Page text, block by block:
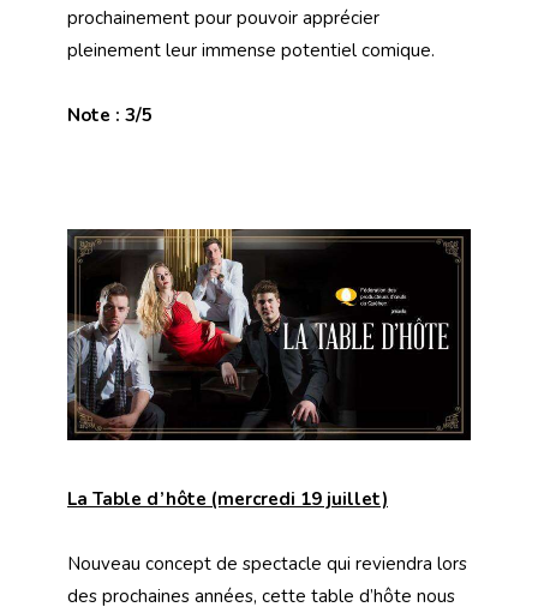
prochainement pour pouvoir apprécier
pleinement leur immense potentiel comique.
Note : 3/5
La Table d’hôte (mercredi 19 juillet)
Nouveau concept de spectacle qui reviendra lors
des prochaines années, cette table d’hôte nous